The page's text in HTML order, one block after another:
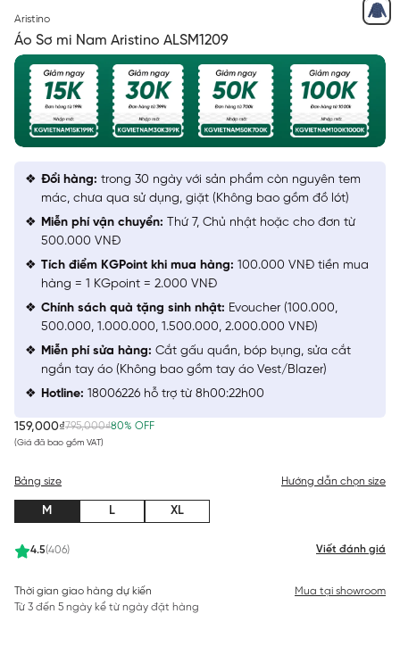
Aristino
Áo Sơ mi Nam Aristino ALSM1209
159,000₫795,000₫80% OFF
(Giá đã bao gồm VAT)
4.5(406) Viết đánh giá
Bảng size Hướng dẫn chọn size
M L XL
Thời gian giao hàng dự kiến
Từ 3 đến 5 ngày kể từ ngày đặt hàng
Mua tại showroom
Đổi hàng: trong 30 ngày với sản phẩm còn nguyên tem
mác, chưa qua sử dụng, giặt (Không bao gồm đồ lót)
Miễn phí vận chuyển: Thứ 7, Chủ nhật hoặc cho đơn từ
500.000 VNĐ
Tích điểm KGPoint khi mua hàng: 100.000 VNĐ tiền mua
hàng = 1 KGpoint = 2.000 VNĐ
Chính sách quà tặng sinh nhật: Evoucher (100.000,
500.000, 1.000.000, 1.500.000, 2.000.000 VNĐ)
Miễn phí sửa hàng: Cắt gấu quần, bóp bụng, sửa cắt
ngắn tay áo (Không bao gồm tay áo Vest/Blazer)
Hotline: 18006226 hỗ trợ từ 8h00:22h00